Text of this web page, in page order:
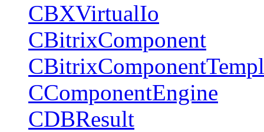
CBXVirtualIo
CBitrixComponent
CComponentEngine
CDBResult